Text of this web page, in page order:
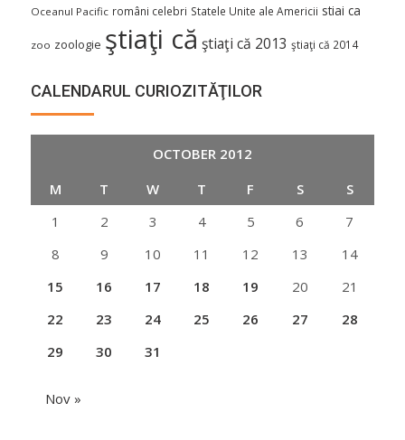
Oceanul Pacific români celebri Statele Unite ale Americii stiai ca
zoo zoologie ştiaţi că ştiaţi că 2013 ştiaţi că 2014
CALENDARUL CURIOZITĂŢILOR
OCTOBER 2012
M
T W T F S
S
1
2 3 4 5 6
7
8
9 10 11 12 13
14
15
16 17 18 19 20
21
22
23 24 25 26 27
28
29
30 31
Nov »